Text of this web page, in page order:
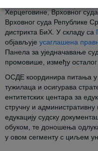
учествују представници
Херцеговине, Врховног
Врховног суда Републике
дистрикта БиХ. У складу са
објављујеусаглашена
Панела за уједначавање
промовише, између
ОСДЕ координира питања у
тужилаца и осигурава
ентитетских центара за
стручну и административну
едукацију судску
обуком, те доношења
у овом сегменту с циљем